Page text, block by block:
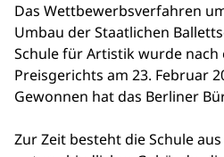
Das Wettbewerbsverfahren
Umbau der Staatlichen
Schule für Artistik wurde
Preisgerichts am 23. Februar
Gewonnen hat das Berliner
Zur Zeit besteht die Schule